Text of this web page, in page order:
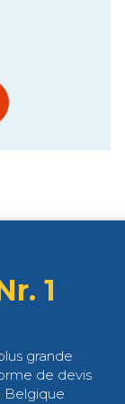
1
grande
de devis
Belgique